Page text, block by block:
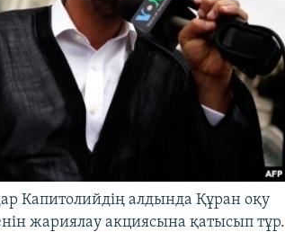
Капитолийдің алдында Құран оқу
жариялау акциясына қатысып тұр.